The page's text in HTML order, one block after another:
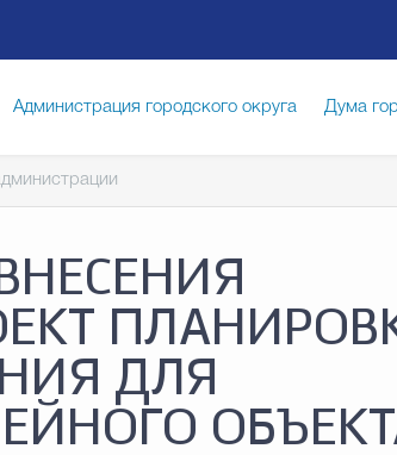
Администрация городского округа Дума
Общество Счётная палата Городского
Градостроительство и
ДЛЯ